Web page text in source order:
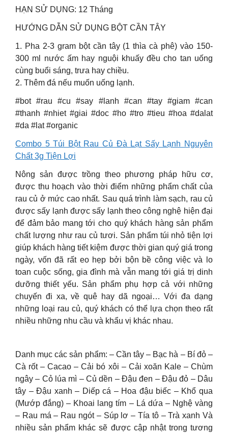
HẠN SỬ DỤNG: 12 Tháng
HƯỚNG DẪN SỬ DỤNG BỘT CẦN TÂY
1. Pha 2-3 gram bột cần tây (1 thìa cà phê) vào 150-
300 ml nước ấm hay nguội khuấy đều cho tan uống
cùng buổi sáng, trưa hay chiều.
2. Thêm đá nếu muốn uống lạnh.
#bot #rau #cu #say #lanh #can #tay #giam #can
#thanh #nhiet #giai #doc #ho #tro #tieu #hoa #dalat
#da #lat #organic
Combo 5 Túi Bột Rau Củ Đà Lạt Sấy Lạnh Nguyên
Chất 3g Tiện Lợi
Nông sản được trồng theo phương pháp hữu cơ,
được thu hoạch vào thời điểm những phẩm chất của
rau củ ở mức cao nhất. Sau quá trình làm sạch, rau củ
được sấy lạnh được sấy lạnh theo công nghệ hiện đại
để đảm bảo mang tới cho quý khách hàng sản phẩm
chất lượng như rau củ tươi. Sản phẩm túi nhỏ tiện lợi
giúp khách hàng tiết kiệm được thời gian quý giá trong
ngày, vốn đã rất eo hẹp bởi bộn bề công việc và lo
toan cuộc sống, gia đình mà vẫn mang tới giá trị dinh
dưỡng thiết yếu. Sản phẩm phụ hợp cả với những
chuyến đi xa, về quê hay dã ngoại… Với đa dạng
những loại rau củ, quý khách có thể lựa chọn theo rất
nhiều những nhu cầu và khẩu vị khác nhau.
Danh mục các sản phẩm: – Cần tây – Bạc hà – Bí đỏ –
Cà rốt – Cacao – Cải bó xôi – Cải xoăn Kale – Chùm
ngây – Cỏ lúa mì – Củ dền – Đậu đen – Đậu đỏ – Dâu
tây – Đậu xanh – Diếp cá – Hoa đậu biếc – Khổ qua
(Mướp đắng) – Khoai lang tím – Lá dứa – Nghệ vàng
– Rau má – Rau ngót – Súp lơ – Tía tô – Trà xanh Và
nhiều sản phẩm khác sẽ được cập nhật trong tương